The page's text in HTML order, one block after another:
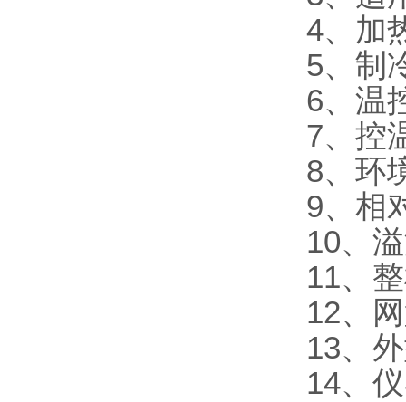
4、加
5、制
6、温
7、控
8、环
9、相
10、
11、
12、
13、
14、